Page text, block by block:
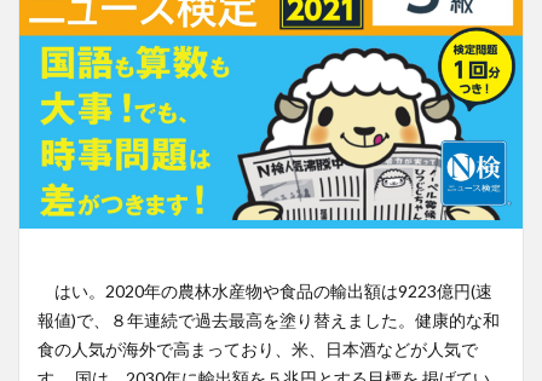
はい。2020年の農林水産物や食品の輸出額は9223億円(速
報値)で、８年連続で過去最高を塗り替えました。健康的な和
食の人気が海外で高まっており、米、日本酒などが人気で